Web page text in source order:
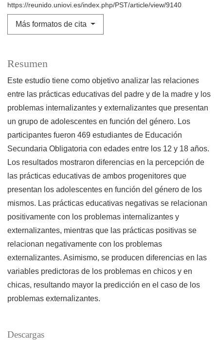
https://reunido.uniovi.es/index.php/PST/article/view/9140
Más formatos de cita
Resumen
Este estudio tiene como objetivo analizar las relaciones
entre las prácticas educativas del padre y de la madre y los
problemas internalizantes y externalizantes que presentan
un grupo de adolescentes en función del género. Los
participantes fueron 469 estudiantes de Educación
Secundaria Obligatoria con edades entre los 12 y 18 años.
Los resultados mostraron diferencias en la percepción de
las prácticas educativas de ambos progenitores que
presentan los adolescentes en función del género de los
mismos. Las prácticas educativas negativas se relacionan
positivamente con los problemas internalizantes y
externalizantes, mientras que las prácticas positivas se
relacionan negativamente con los problemas
externalizantes. Asimismo, se producen diferencias en las
variables predictoras de los problemas en chicos y en
chicas, resultando mayor la predicción en el caso de los
problemas externalizantes.
Descargas